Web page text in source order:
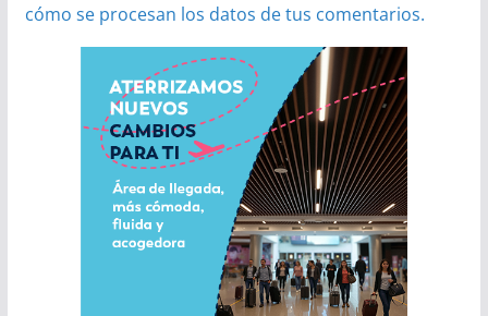
cómo se procesan los datos de tus comentarios.